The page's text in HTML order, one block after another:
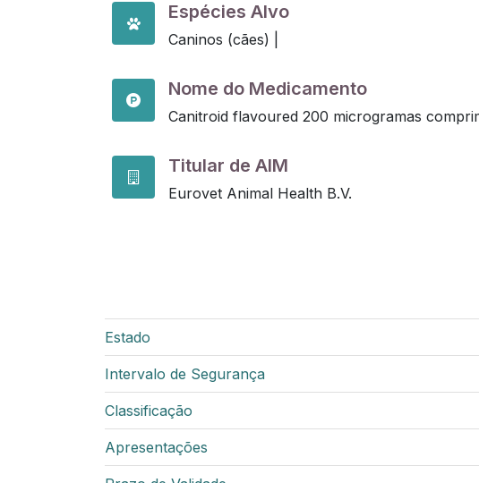
Espécies Alvo
Caninos (cães) |
Nome do Medicamento
Canitroid flavoured 200 microgramas
Titular de AIM
Eurovet Animal Health B.V.
Estado
Intervalo de Segurança
Classificação
Apresentações